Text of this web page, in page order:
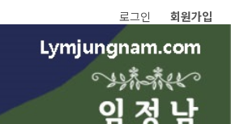
로그인 회원가입